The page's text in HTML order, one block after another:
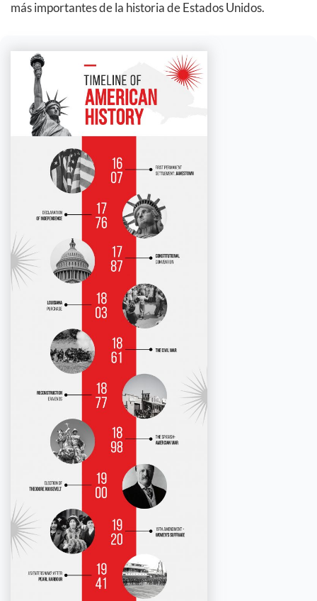
más importantes de la historia de Estados Unidos.